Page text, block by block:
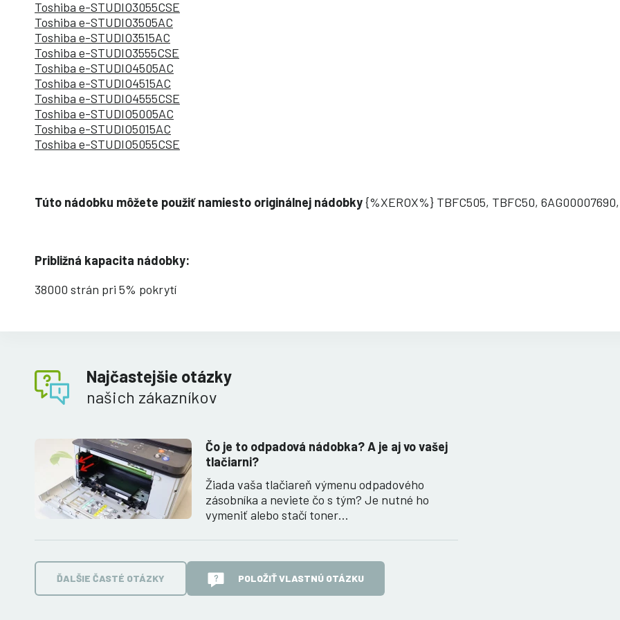
Toshiba e-STUDIO3055CSE
Toshiba e-STUDIO3505AC
Toshiba e-STUDIO3515AC
Toshiba e-STUDIO3555CSE
Toshiba e-STUDIO4505AC
Toshiba e-STUDIO4515AC
Toshiba e-STUDIO4555CSE
Toshiba e-STUDIO5005AC
Toshiba e-STUDIO5015AC
Toshiba e-STUDIO5055CSE
Túto nádobku môžete použiť namiesto originálnej nádobky{%XEROX%} TBFC505, TBFC50,
Približná kapacita nádobky:
38000 strán pri 5% pokrytí
Najčastejšie otázky
našich zákazníkov
Čo je to odpadová nádobka? A je aj vo vašej
tlačiarni?
Žiada vaša tlačiareň výmenu odpadového
zásobníka a neviete čo s tým? Je nutné ho
vymeniť alebo stačí toner…
ĎALŠIE ČASTÉ OTÁZKY POLOŽIŤ VLASTNÚ OTÁZKU